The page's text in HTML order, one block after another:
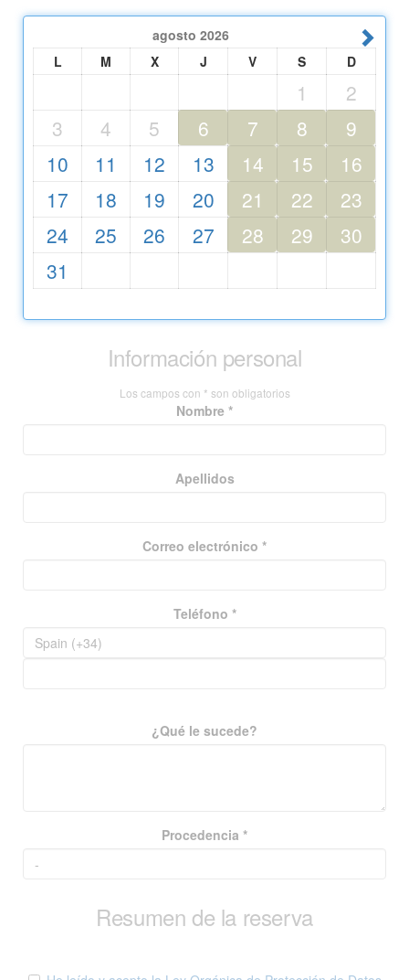
agosto 2026
L
M X J V S D
1
2
3
4 5 6 7 8
9
10
11 12 13 14 15
16
17
18 19 20 21 22
23
24
25 26 27 28 29
30
31
Información personal
Los campos con * son obligatorios
Nombre *
Apellidos
Correo electrónico *
Teléfono *
¿Qué le sucede?
Procedencia *
Resumen de la reserva